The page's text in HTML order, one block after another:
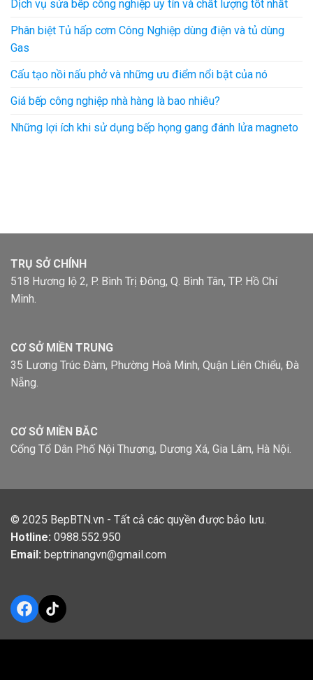
Dịch vụ sửa bếp công nghiệp uy tín và chất lượng tốt nhất
Phân biệt Tủ hấp cơm Công Nghiệp dùng điện và tủ dùng
Gas
Cấu tạo nồi nấu phở và những ưu điểm nổi bật của nó
Giá bếp công nghiệp nhà hàng là bao nhiêu?
Những lợi ích khi sử dụng bếp họng gang đánh lửa magneto
TRỤ SỞ CHÍNH
518 Hương lộ 2, P. Bình Trị Đông, Q. Bình Tân, TP. Hồ Chí
Minh.
CƠ SỞ MIỀN TRUNG
35 Lương Trúc Đàm, Phường Hoà Minh, Quận Liên Chiểu, Đà
Nẵng.
CƠ SỞ MIỀN BĂC
Cổng Tổ Dân Phố Nội Thương, Dương Xá, Gia Lâm, Hà Nội.
© 2025 BepBTN.vn - Tất cả các quyền được bảo lưu.
Hotline: 0988.552.950
Email: beptrinangvn@gmail.com
Facebook
TikTok